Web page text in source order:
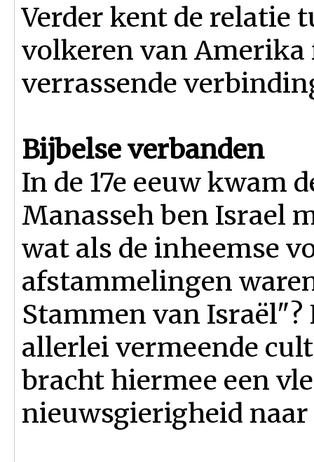
Verder kent de relatie
volkeren van Amerika
verrassende
Bijbelse verbanden
In de 17e eeuw kwam
Manasseh ben Israel
wat als de inheemse
afstammelingen
Stammen van Israël"?
allerlei vermeende
bracht hiermee een
nieuwsgierigheid naar